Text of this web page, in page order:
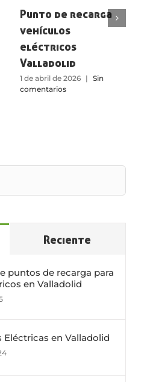
Punto de recarga
vehículos
eléctricos
Valladolid
1 de abril de 2026 | Sin
comentarios
Reciente
puntos de recarga para
en Valladolid
Eléctricas en Valladolid